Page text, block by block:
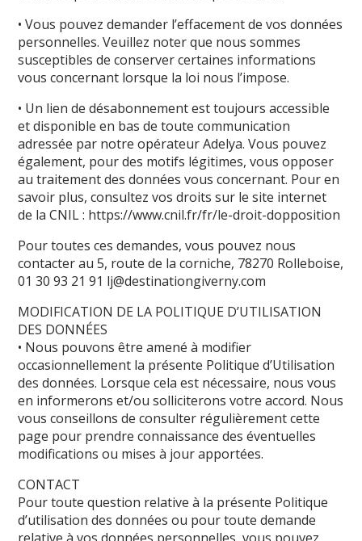
• Vous pouvez demander l’effacement de vos données
personnelles. Veuillez noter que nous sommes
susceptibles de conserver certaines informations
vous concernant lorsque la loi nous l’impose.
• Un lien de désabonnement est toujours accessible
et disponible en bas de toute communication
adressée par notre opérateur Adelya. Vous pouvez
également, pour des motifs légitimes, vous opposer
au traitement des données vous concernant. Pour en
savoir plus, consultez vos droits sur le site internet
de la CNIL : https://www.cnil.fr/fr/le-droit-dopposition
Pour toutes ces demandes, vous pouvez nous
contacter au 5, route de la corniche, 78270 Rolleboise,
01 30 93 21 91 lj@destinationgiverny.com
MODIFICATION DE LA POLITIQUE D’UTILISATION
DES DONNÉES
• Nous pouvons être amené à modifier
occasionnellement la présente Politique d’Utilisation
des données. Lorsque cela est nécessaire, nous vous
en informerons et/ou solliciterons votre accord. Nous
vous conseillons de consulter régulièrement cette
page pour prendre connaissance des éventuelles
modifications ou mises à jour apportées.
CONTACT
Pour toute question relative à la présente Politique
d’utilisation des données ou pour toute demande